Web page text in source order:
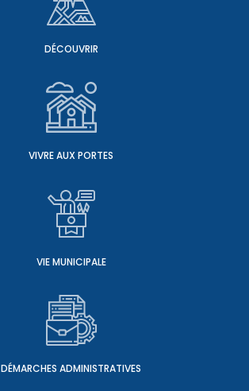
DÉCOUVRIR
VIVRE AUX PORTES
VIE MUNICIPALE
DÉMARCHES ADMINISTRATIVES